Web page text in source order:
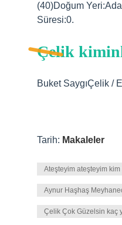
(40)Doğum
Süresi:0.
Çelik
Buket SaygıÇelik /
Tarih: Makaleler
Ateşteyim ateşteyim
Aynur Haşhaş
Çelik Çok Güzelsin kaç